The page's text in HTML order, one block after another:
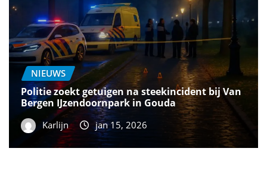
NIEUWS
Politie zoekt getuigen na steekincident bij Van
Bergen IJzendoornpark in Gouda
Karlijn jan 15, 2026